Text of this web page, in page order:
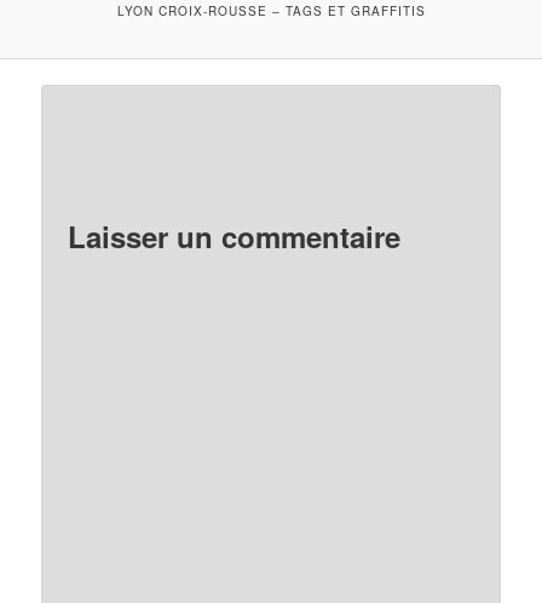
LYON CROIX-ROUSSE – TAGS ET GRAFFITIS
Laisser un commentaire